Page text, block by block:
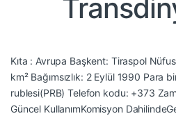
Kıta : Avrupa Başkent: Tiraspol
km² Bağımsızlık: 2 Eylül 1990 Para
rublesi(PRB) Telefon kodu: +373
Güncel KullanımKomisyon